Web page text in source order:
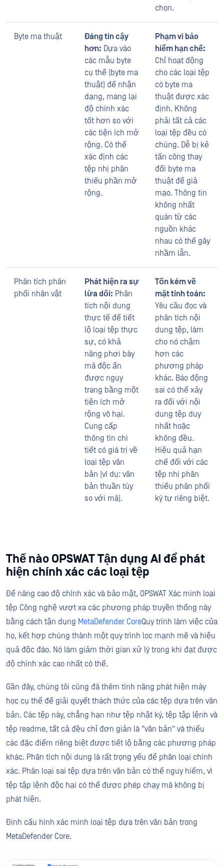
chọn.
Byte ma thuật
Đáng tin cậy
hơn: Dựa vào
các mẫu byte
cụ thể (byte ma
thuật) để nhận
dạng, mang lại
độ chính xác
tốt hơn so với
các tiện ích mở
rộng. Có thể
xác định các
tệp nhị phân
thiếu phần mở
rộng.
Phạm vi bảo
hiểm hạn chế:
Chỉ hoạt động
cho các loại tệp
có byte ma
thuật được xác
định. Không
phải tất cả các
loại tệp đều có
chúng. Dễ bị kẻ
tấn công thay
đổi byte ma
thuật để giả
mạo. Thông tin
không nhất
quán từ các
nguồn khác
nhau có thể gây
nhầm lẫn.
Phân tích phân
phối nhân vật
Phát hiện ra sự
lừa dối: Phân
tích nội dung
thực tế để tiết
lộ loại tệp thực
sự, có khả
năng phơi bày
mã độc ẩn
được ngụy
trang bằng một
tiện ích mở
rộng vô hại.
Cung cấp
thông tin chi
tiết có giá trị về
loại tệp văn
bản (ví dụ: văn
bản thuần túy
so với mã).
Tốn kém về
mặt tính toán:
Yêu cầu đọc và
phân tích nội
dung tệp, làm
cho nó chậm
hơn các
phương pháp
khác. Báo động
sai có thể xảy
ra đối với nội
dung tệp duy
nhất hoặc
không đều.
Hiệu quả hạn
chế đối với các
tệp nhị phân
thiếu phân phối
ký tự riêng biệt.
Thế nào OPSWAT Tận dụng AI để phát
hiện chính xác các loại tệp
Để nâng cao độ chính xác và bảo mật, OPSWAT Xác minh loại
tệp Công nghệ vượt xa các phương pháp truyền thống này
bằng cách tận dụng MetaDefender CoreQuy trình làm việc của
họ, kết hợp chúng thành một quy trình lọc mạnh mẽ và hiệu
quả độc đáo. Nó làm giảm thời gian xử lý trong khi đạt được
độ chính xác cao nhất có thể.
Gần đây, chúng tôi cũng đã thêm tính năng phát hiện máy
học cụ thể để giải quyết thách thức của các tệp dựa trên văn
bản. Các tệp này, chẳng hạn như tệp nhật ký, tệp tập lệnh và
tệp readme, tất cả đều chỉ đơn giản là "văn bản" và thiếu
các đặc điểm riêng biệt được tiết lộ bằng các phương pháp
khác. Phân tích nội dung là rất trọng yếu để phân loại chính
xác. Phân loại sai tệp dựa trên văn bản có thể nguy hiểm, vì
tệp tập lệnh độc hại có thể được phép chạy mà không bị
phát hiện.
Định cấu hình xác minh loại tệp dựa trên văn bản trong
MetaDefender Core.